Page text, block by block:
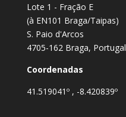
Lote 1 - Fração E
(à EN101 Braga/Taipas)
S. Paio d'Arcos
4705-162 Braga, Portugal
Coordenadas
41.519041º , -8.420839º